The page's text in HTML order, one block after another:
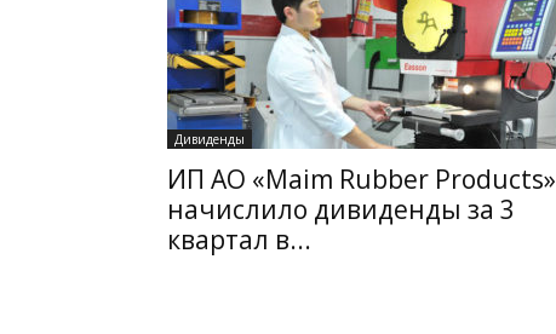
Дивиденды
ИП АО «Maim Rubber Products»
начислило дивиденды за 3
квартал в...